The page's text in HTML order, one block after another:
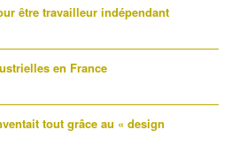
être travailleur indépendant
en France
tout grâce au « design